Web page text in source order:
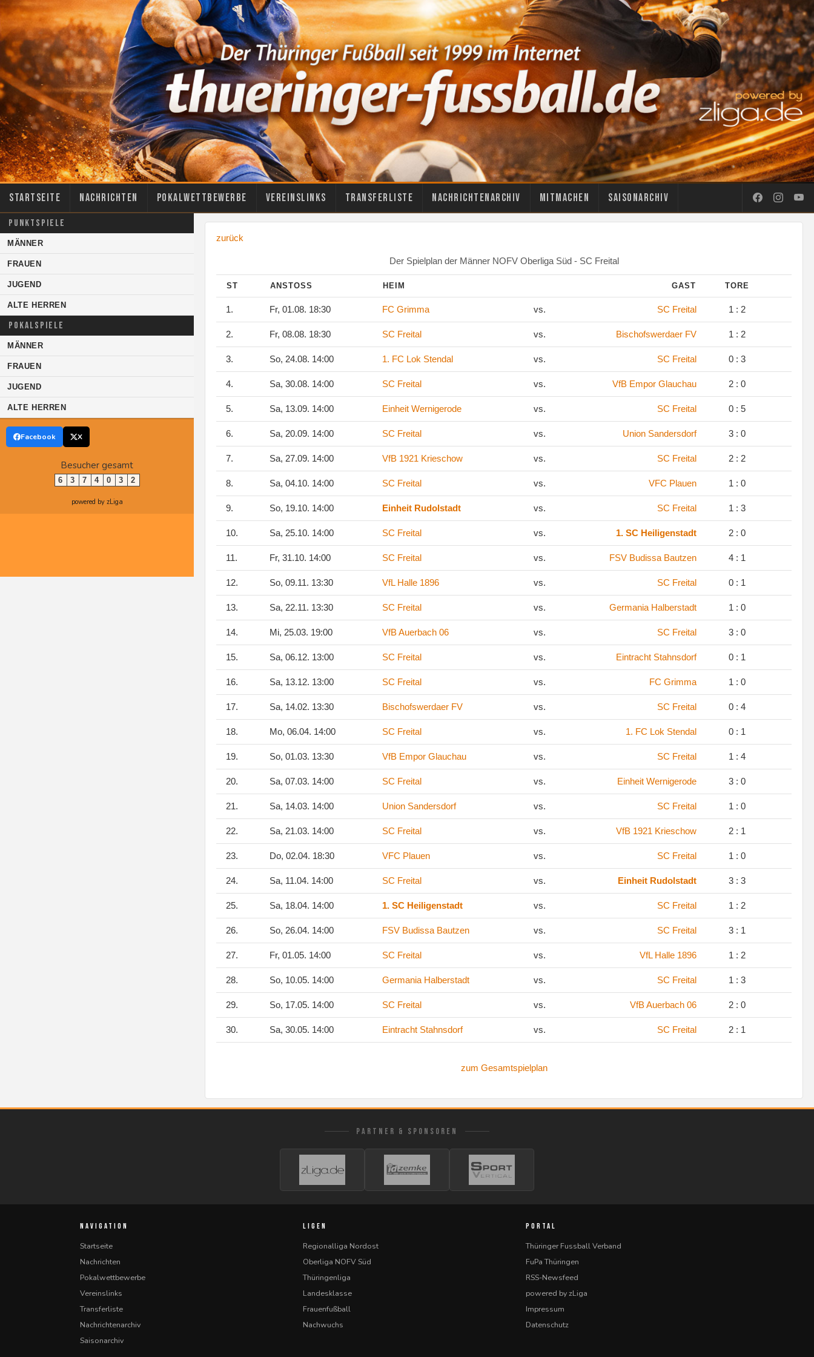
Startseite Nachrichten Pokalwettbewerbe Vereinslinks Transferliste Nachrichtenarchiv Mitmachen Saisonarchiv
PUNKTSPIELE
MÄNNER
FRAUEN
JUGEND
ALTE HERREN
POKALSPIELE
MÄNNER
FRAUEN
JUGEND
ALTE HERREN
Facebook X
Besucher gesamt
6 3 7 4 0 3 2
powered by zLiga
zurück
Der Spielplan der Männer NOFV Oberliga Süd - SC Freital
ST ANSTOSS HEIM GAST TORE
1. Fr, 01.08. 18:30 FC Grimma vs. SC Freital 1 : 2
2. Fr, 08.08. 18:30 SC Freital vs. Bischofswerdaer FV 1 : 2
3. So, 24.08. 14:00 1. FC Lok Stendal vs. SC Freital 0 : 3
4. Sa, 30.08. 14:00 SC Freital vs. VfB Empor Glauchau 2 : 0
5. Sa, 13.09. 14:00 Einheit Wernigerode vs. SC Freital 0 : 5
6. Sa, 20.09. 14:00 SC Freital vs. Union Sandersdorf 3 : 0
7. Sa, 27.09. 14:00 VfB 1921 Krieschow vs. SC Freital 2 : 2
8. Sa, 04.10. 14:00 SC Freital vs. VFC Plauen 1 : 0
9. So, 19.10. 14:00 Einheit Rudolstadt vs. SC Freital 1 : 3
10. Sa, 25.10. 14:00 SC Freital vs. 1. SC Heiligenstadt 2 : 0
11. Fr, 31.10. 14:00 SC Freital vs. FSV Budissa Bautzen 4 : 1
12. So, 09.11. 13:30 VfL Halle 1896 vs. SC Freital 0 : 1
13. Sa, 22.11. 13:30 SC Freital vs. Germania Halberstadt 1 : 0
14. Mi, 25.03. 19:00 VfB Auerbach 06 vs. SC Freital 3 : 0
15. Sa, 06.12. 13:00 SC Freital vs. Eintracht Stahnsdorf 0 : 1
16. Sa, 13.12. 13:00 SC Freital vs. FC Grimma 1 : 0
17. Sa, 14.02. 13:30 Bischofswerdaer FV vs. SC Freital 0 : 4
18. Mo, 06.04. 14:00 SC Freital vs. 1. FC Lok Stendal 0 : 1
19. So, 01.03. 13:30 VfB Empor Glauchau vs. SC Freital 1 : 4
20. Sa, 07.03. 14:00 SC Freital vs. Einheit Wernigerode 3 : 0
21. Sa, 14.03. 14:00 Union Sandersdorf vs. SC Freital 1 : 0
22. Sa, 21.03. 14:00 SC Freital vs. VfB 1921 Krieschow 2 : 1
23. Do, 02.04. 18:30 VFC Plauen vs. SC Freital 1 : 0
24. Sa, 11.04. 14:00 SC Freital vs. Einheit Rudolstadt 3 : 3
25. Sa, 18.04. 14:00 1. SC Heiligenstadt vs. SC Freital 1 : 2
26. So, 26.04. 14:00 FSV Budissa Bautzen vs. SC Freital 3 : 1
27. Fr, 01.05. 14:00 SC Freital vs. VfL Halle 1896 1 : 2
28. So, 10.05. 14:00 Germania Halberstadt vs. SC Freital 1 : 3
29. So, 17.05. 14:00 SC Freital vs. VfB Auerbach 06 2 : 0
30. Sa, 30.05. 14:00 Eintracht Stahnsdorf vs. SC Freital 2 : 1
zum Gesamtspielplan
PARTNER & SPONSOREN
NAVIGATION
Startseite
Nachrichten
Pokalwettbewerbe
Vereinslinks
Transferliste
Nachrichtenarchiv
Saisonarchiv
LIGEN
Regionalliga Nordost
Oberliga NOFV Süd
Thüringenliga
Landesklasse
Frauenfußball
Nachwuchs
PORTAL
Thüringer Fussball Verband
FuPa Thüringen
RSS-Newsfeed
powered by zLiga
Impressum
Datenschutz